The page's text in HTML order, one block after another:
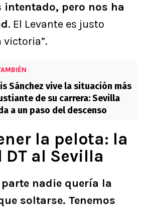
intentado, pero nos ha
. El Levante es justo
victoria”.
Sánchez vive la situación más
de su carrera: Sevilla
a un paso del descenso
la pelota: la
al Sevilla
nadie quería la
soltarse. Tenemos